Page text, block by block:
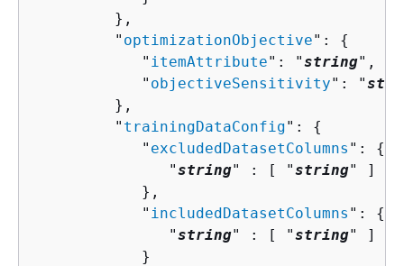
         },
         "
optimizationObjective": {
            "
itemAttribute": "string",
            "
objectiveSensitivity": "
         },
         "
trainingDataConfig": {
            "
excludedDatasetColumns ": {
               "
string" : [ "string" ]
            },
            "
includedDatasetColumns ": {
               "
string" : [ "string" ]
            }